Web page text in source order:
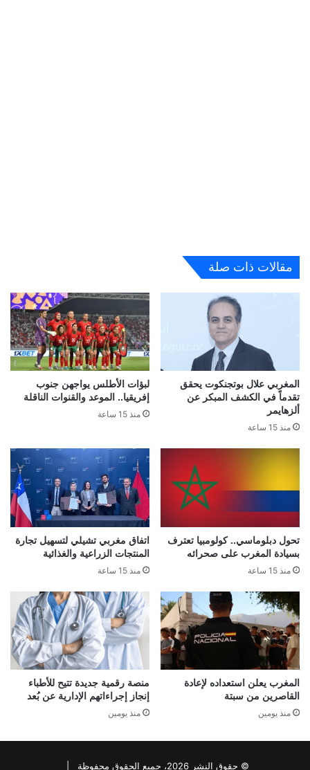
مقالات ذات صلة
المغربي علال بوتجنكوت يحقق
تقدماً في الكشف المبكر عن
ألزهايمر
منذ 15 ساعة
لبؤات الأطلس يواجهن جنوب
إفريقيا.. الموعد والقنوات الناقلة
منذ 15 ساعة
تحول دبلوماسي.. كولومبيا تعترف
بسيادة المغرب على صحرائه
منذ 15 ساعة
اتفاق مغربي تشيلي لتسهيل تجارة
المنتجات الزراعية والغذائية
منذ 15 ساعة
المغرب يعلن استعداده لإعادة
القاصرين من سبتة
منذ يومين
منصة رقمية جديدة تتيح للأطباء
إنجاز إجراءاتهم الإدارية عن بُعد
منذ يومين
© حقوق النشر 2026، جميع الحقوق محفوظة |